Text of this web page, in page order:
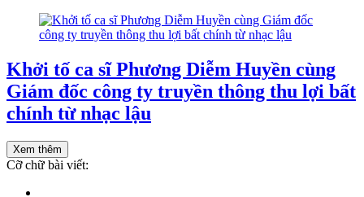
Khởi tố ca sĩ Phương Diễm Huyền cùng
Giám đốc công ty truyền thông thu lợi bất
chính từ nhạc lậu
Xem thêm
Cỡ chữ bài viết: